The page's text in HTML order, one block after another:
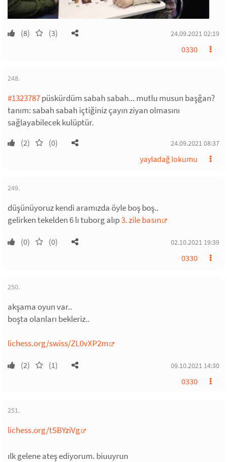
(8) (3) 24.09.2021 02:19
0330
248.
#1323787püskürdüm sabah sabah... mutlu musun başğan?
tanım: sabah sabah içtiğiniz çayın ziyan olmasını
sağlayabilecek kulüptür.
(2) (0) 24.09.2021 08:37
yayladağ lokumu
249.
düşünüyoruz kendi aramızda öyle boş boş..
gelirken tekelden 6 lı tuborg alıp3. zile basın
(0) (0) 02.10.2021 19:39
0330
250.
akşama oyun var..
boşta olanları bekleriz..
lichess.org/swiss/ZL0vXP2m
(2) (1) 09.10.2021 14:30
0330
251.
lichess.org/tSBYziVg
ılk gelene ateş ediyorum. biuuyrun